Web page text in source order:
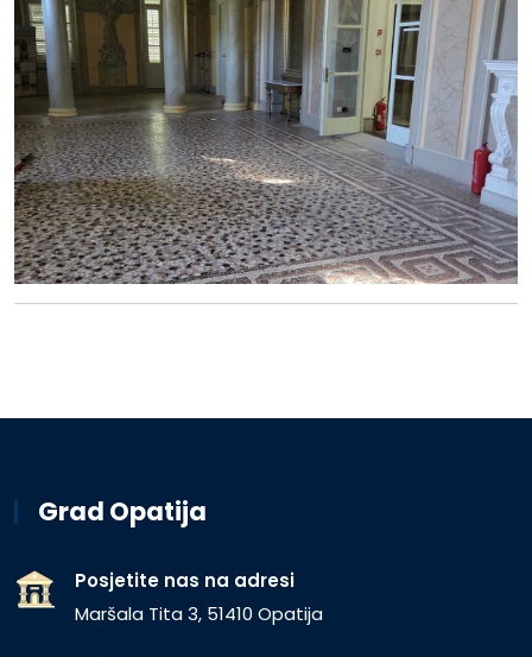
Grad Opatija
Posjetite nas na adresi
Maršala Tita 3, 51410 Opatija